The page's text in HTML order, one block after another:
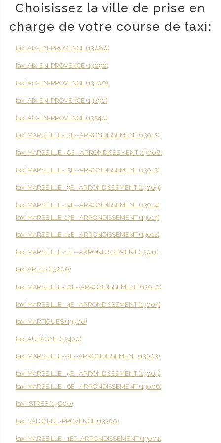
Choisissez la ville de prise en
charge de votre course de taxi:
taxi AIX-EN-PROVENCE (13080)
taxi AIX-EN-PROVENCE (13090)
taxi AIX-EN-PROVENCE (13100)
taxi AIX-EN-PROVENCE (13290)
taxi AIX-EN-PROVENCE (13540)
taxi MARSEILLE-13E--ARRONDISSEMENT (13013)
taxi MARSEILLE--8E--ARRONDISSEMENT (13008)
taxi MARSEILLE-15E--ARRONDISSEMENT (13015)
taxi MARSEILLE--9E--ARRONDISSEMENT (13009)
taxi MARSEILLE-14E--ARRONDISSEMENT (13014)
taxi MARSEILLE-14E--ARRONDISSEMENT (13014)
taxi MARSEILLE-12E--ARRONDISSEMENT (13012)
taxi MARSEILLE-11E--ARRONDISSEMENT (13011)
taxi ARLES (13200)
taxi MARSEILLE-10E--ARRONDISSEMENT (13010)
taxi MARSEILLE--4E--ARRONDISSEMENT (13004)
taxi MARTIGUES (13500)
taxi AUBAGNE (13400)
taxi MARSEILLE--3E--ARRONDISSEMENT (13003)
taxi MARSEILLE--5E--ARRONDISSEMENT (13005)
taxi MARSEILLE--6E--ARRONDISSEMENT (13006)
taxi ISTRES (13800)
taxi SALON-DE-PROVENCE (13300)
taxi MARSEILLE--1ER-ARRONDISSEMENT (13001)